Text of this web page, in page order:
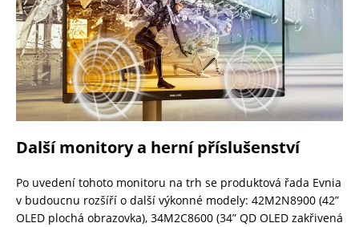
Další monitory a herní příslušenství
Po uvedení tohoto monitoru na trh se produktová řada Evnia
v budoucnu rozšíří o další výkonné modely: 42M2N8900 (42”
OLED plochá obrazovka), 34M2C8600 (34” QD OLED zakřivená